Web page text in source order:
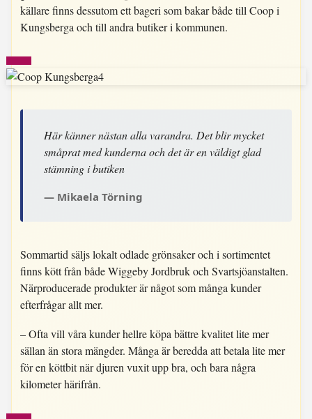
källare finns dessutom ett bageri som bakar både till Coop i
Kungsberga och till andra butiker i kommunen.
Här känner nästan alla varandra. Det blir mycket
småprat med kunderna och det är en väldigt glad
stämning i butiken
Mikaela Törning
Sommartid säljs lokalt odlade grönsaker och i sortimentet
finns kött från både Wiggeby Jordbruk och Svartsjöanstalten.
Närproducerade produkter är något som många kunder
efterfrågar allt mer.
– Ofta vill våra kunder hellre köpa bättre kvalitet lite mer
sällan än stora mängder. Många är beredda att betala lite mer
för en köttbit när djuren vuxit upp bra, och bara några
kilometer härifrån.